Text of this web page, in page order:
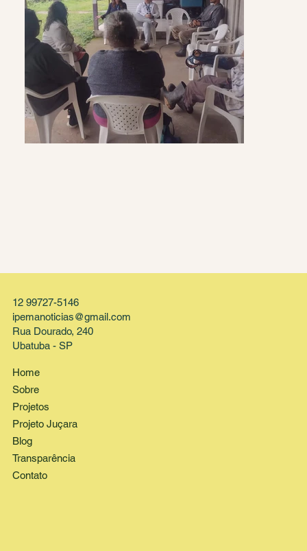
12 99727-5146
ipemanoticias@gmail.com
Rua Dourado, 240
Ubatuba - SP
Home
Sobre
Projetos
Projeto Juçara
Blog
Transparência
Contato